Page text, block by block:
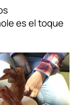
es el toque